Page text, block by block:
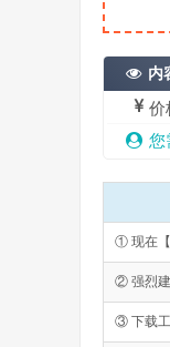
内
价
您
① 现在
② 强烈建
③ 下载